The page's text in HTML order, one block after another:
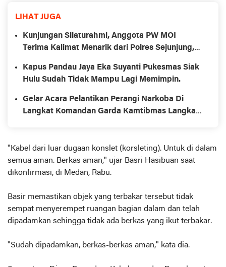
LIHAT JUGA
Kunjungan Silaturahmi, Anggota PW MOI
Terima Kalimat Menarik dari Polres Sejunjung,
Kapus Pandau Jaya Eka Suyanti Pukesmas Siak
Hulu Sudah Tidak Mampu Lagi Memimpin.
Gelar Acara Pelantikan Perangi Narkoba Di
Langkat Komandan Garda Kamtibmas Langkat
"Kabel dari luar dugaan konslet (korsleting). Untuk di dalam
semua aman. Berkas aman," ujar Basri Hasibuan saat
dikonfirmasi, di Medan, Rabu.
Basir memastikan objek yang terbakar tersebut tidak
sempat menyerempet ruangan bagian dalam dan telah
dipadamkan sehingga tidak ada berkas yang ikut terbakar.
"Sudah dipadamkan, berkas-berkas aman," kata dia.